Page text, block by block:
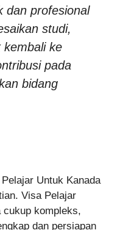
dan profesional
studi,
kembali ke
pada
bidang
Untuk Kanada
Visa Pelajar
cukup kompleks,
dan persiapan